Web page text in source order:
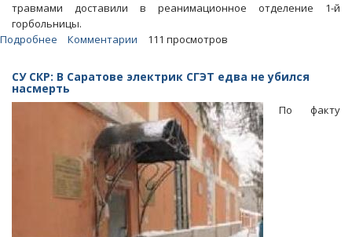
травмами доставили в реанимационное отделение 1-й
горбольницы.
Подробнее
вагонном
депо
Саратова
разбился
упавший
крыши
ремонтник
Комментарии 111 просмотров
СУ СКР: В Саратове электрик СГЭТ едва не убился
насмерть
По факту